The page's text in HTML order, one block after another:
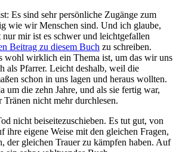
Es sind sehr persönliche Zugänge zum
wie wir Menschen sind. Und ich glaube,
mir ist es schwer und leichtgefallen
Beitrag zu diesem Buch zu schreiben.
wohl wirklich ein Thema ist, um das wir uns
als Pfarrer. Leicht deshalb, weil die
schon in uns lagen und heraus wollten.
um die zehn Jahre, und als sie fertig war,
nicht mehr durchlesen.
nicht beiseitezuschieben. Es tut gut, von
ihre eigene Weise mit den gleichen Fragen,
der gleichen Trauer zu kämpfen haben. Auf